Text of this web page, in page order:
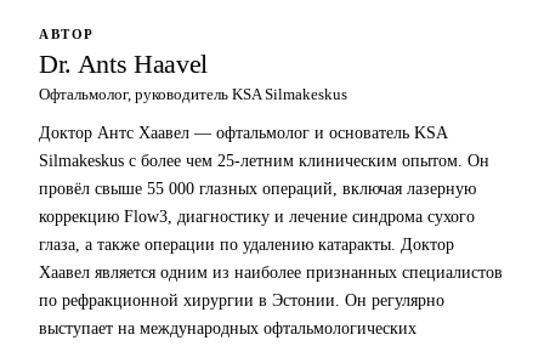
АВТОР
Dr. Ants Haavel
Офтальмолог, руководитель KSA Silmakeskus
Доктор Антс Хаавел — офтальмолог и основатель KSA
Silmakeskus с более чем 25-летним клиническим опытом. Он
провёл свыше 55 000 глазных операций, включая лазерную
коррекцию Flow3, диагностику и лечение синдрома сухого
глаза, а также операции по удалению катаракты. Доктор
Хаавел является одним из наиболее признанных специалистов
по рефракционной хирургии в Эстонии. Он регулярно
выступает на международных офтальмологических